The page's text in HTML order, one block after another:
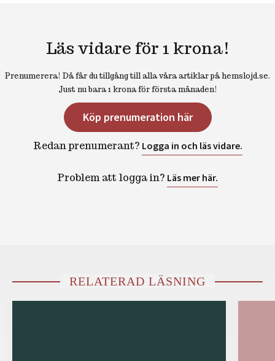
Läs vidare för 1 krona!
Prenumerera! Då får du tillgång till alla våra artiklar på hemslojd.se.
Just nu bara 1 krona för första månaden!
Köp prenumeration här
Redan prenumerant? Logga in och läs vidare.
Problem att logga in? Läs mer här.
RELATERAD LÄSNING